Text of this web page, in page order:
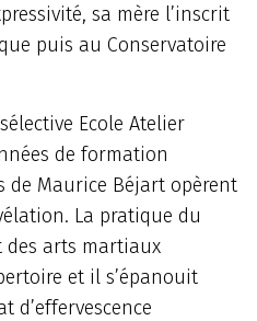
sa mère l’inscrit
puis au Conservatoire
Ecole Atelier
de formation
Maurice Béjart opèrent
La pratique du
des arts martiaux
et il s’épanouit
d’effervescence